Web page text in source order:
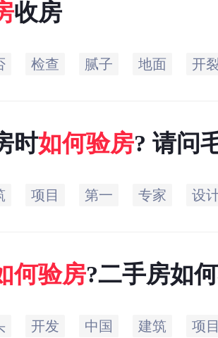
收房
检查 腻子 地面 开
时如何验房? 请问
项目 第一 专家 设
何验房?二手房如
开发 中国 建筑 项目